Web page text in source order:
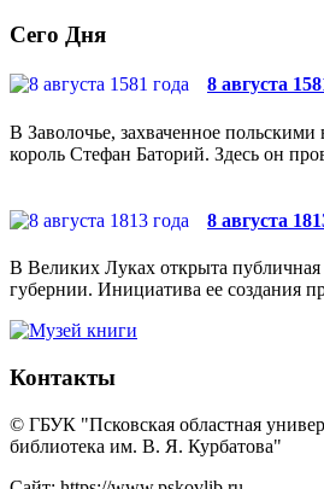
Сего Дня
8 августа
В Заволочье, захваченное
король Стефан Баторий. Здесь он
8 августа
В Великих Луках открыта публичная
губернии. Инициатива ее создания
Контакты
© ГБУК "Псковская областная
библиотека им. В. Я. Курбатова"